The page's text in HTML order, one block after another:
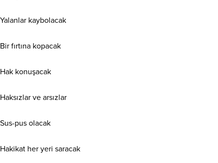
Yalanlar kaybolacak
Bir fırtına kopacak
Hak konuşacak
Haksızlar ve arsızlar
Sus-pus olacak
Hakikat her yeri saracak